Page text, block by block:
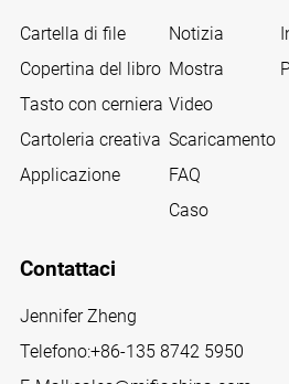
Cartella di file
Copertina del libro
Tasto con cerniera
Cartoleria creativa
Applicazione
Notizia
Mostra
Video
Scaricamento
FAQ
Caso
Contattaci
Jennifer Zheng
Telefono:+86-135 8742 5950